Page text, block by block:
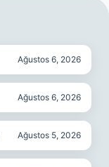
Ağustos 6, 2026
Ağustos 6, 2026
Ağustos 5, 2026